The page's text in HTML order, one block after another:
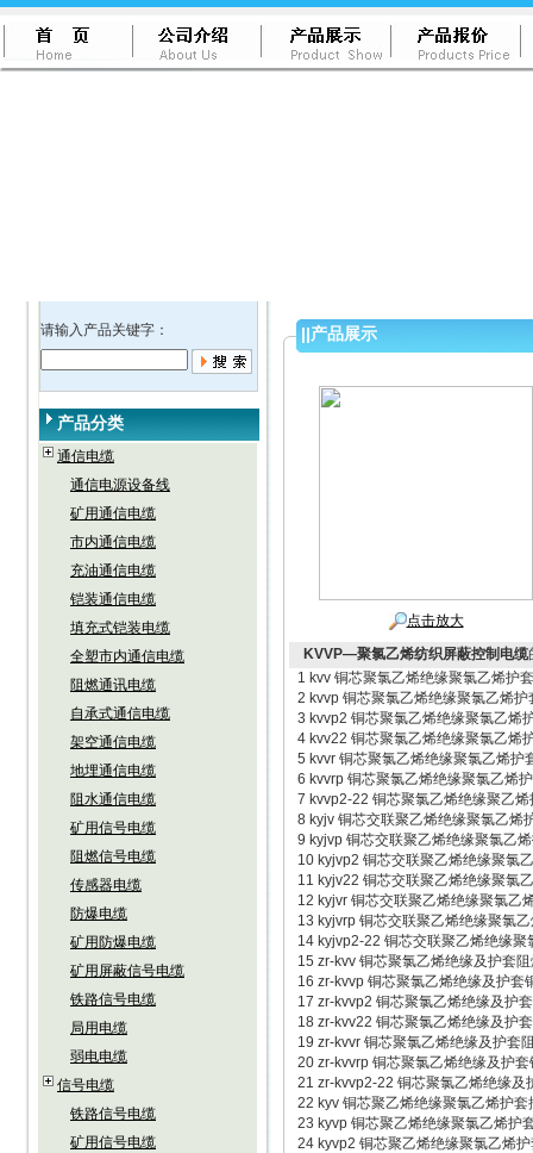
请输入产品关键字：
产品分类
通信电缆
通信电源设备线
矿用通信电缆
市内通信电缆
充油通信电缆
铠装通信电缆
填充式铠装电缆
全塑市内通信电缆
阻燃通讯电缆
自承式通信电缆
架空通信电缆
地埋通信电缆
阻水通信电缆
矿用信号电缆
阻燃信号电缆
传感器电缆
防爆电缆
矿用防爆电缆
矿用屏蔽信号电缆
铁路信号电缆
局用电缆
弱电电缆
信号电缆
铁路信号电缆
矿用信号电缆
||产品展示
点击放大
KVVP—聚氯乙烯纺织屏蔽控制电缆
1 kvv 铜芯聚氯乙烯绝缘聚氯乙烯护
2 kvvp 铜芯聚氯乙烯绝缘聚氯乙烯
3 kvvp2 铜芯聚氯乙烯绝缘聚氯乙烯
4 kvv22 铜芯聚氯乙烯绝缘聚氯乙烯
5 kvvr 铜芯聚氯乙烯绝缘聚氯乙烯护
6 kvvrp 铜芯聚氯乙烯绝缘聚氯乙烯
7 kvvp2-22 铜芯聚氯乙烯绝缘聚乙
8 kyjv 铜芯交联聚乙烯绝缘聚氯乙烯
9 kyjvp 铜芯交联聚乙烯绝缘聚氯乙
10 kyjvp2 铜芯交联聚乙烯绝缘聚氯
11 kyjv22 铜芯交联聚乙烯绝缘聚氯
12 kyjvr 铜芯交联聚乙烯绝缘聚氯乙
13 kyjvrp 铜芯交联聚乙烯绝缘聚氯
14 kyjvp2-22 铜芯交联聚乙烯绝缘
15 zr-kvv 铜芯聚氯乙烯绝缘及护套
16 zr-kvvp 铜芯聚氯乙烯绝缘及护套
17 zr-kvvp2 铜芯聚氯乙烯绝缘及护
18 zr-kvv22 铜芯聚氯乙烯绝缘及护
19 zr-kvvr 铜芯聚氯乙烯绝缘及护套
20 zr-kvvrp 铜芯聚氯乙烯绝缘及护
21 zr-kvvp2-22 铜芯聚氯乙烯绝缘及
22 kyv 铜芯聚乙烯绝缘聚氯乙烯护
23 kyvp 铜芯聚乙烯绝缘聚氯乙烯护
24 kyvp2 铜芯聚乙烯绝缘聚氯乙烯